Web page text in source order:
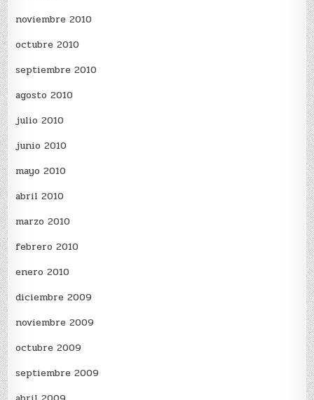
noviembre 2010
octubre 2010
septiembre 2010
agosto 2010
julio 2010
junio 2010
mayo 2010
abril 2010
marzo 2010
febrero 2010
enero 2010
diciembre 2009
noviembre 2009
octubre 2009
septiembre 2009